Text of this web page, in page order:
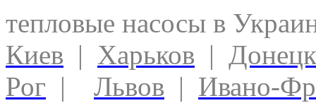
тепловые насосы в
Киев | Харьков | Донецк
Рог | Львов | Ивано-